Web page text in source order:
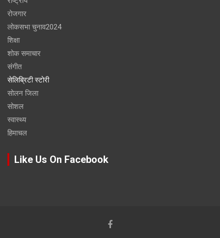
रोजगार
लोकसभा चुनाव2024
शिक्षा
शोक समाचार
संगीत
सेलिब्रिटी स्टोरी
सोलन जिला
सोशल
स्वास्थ्य
हिमाचल
Like Us On Facebook